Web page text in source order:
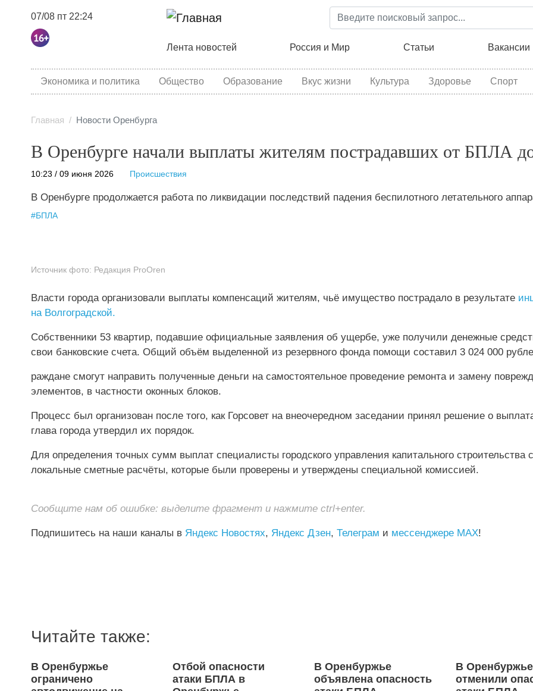
Перейти
к
содержанию
07/08 пт 22:24
Основная навигация
Лента новостей Россия и Мир Статьи Вакансии
category menu
Экономика и политика Общество Образование Вкус жизни Культура Здоровье Спорт
Главная Новости Оренбурга
В Оренбурге начали выплаты жителям пострадавших от БПЛА
10:23 / 09 июня 2026 Происшествия
В Оренбурге продолжается работа по ликвидации последствий падения беспилотного летательного
#БПЛА
Источник фото: Редакция ProOren
Власти города организовали выплаты компенсаций жителям, чьё имущество пострадало в результате
на Волгоградской.
Собственники 53 квартир, подавшие официальные заявления об ущербе, уже получили денежные
свои банковские счета. Общий объём выделенной из резервного фонда помощи составил 3 024 000
раждане смогут направить полученные деньги на самостоятельное проведение ремонта и замену
элементов, в частности оконных блоков.
Процесс был организован после того, как Горсовет на внеочередном заседании принял решение о
глава города утвердил их порядок.
Для определения точных сумм выплат специалисты городского управления капитального строительства
локальные сметные расчёты, которые были проверены и утверждены специальной комиссией.
Сообщите нам об ошибке: выделите фрагмент и нажмите ctrl+enter.
Подпишитесь на наши каналы в Яндекс Новостях, Яндекс Дзен, Телеграм и мессенджере MAX!
Читайте также:
В Оренбуржье
ограничено
Отбой опасности
атаки БПЛА в
В Оренбуржье
объявлена опасность
В Оренбуржье
отменили